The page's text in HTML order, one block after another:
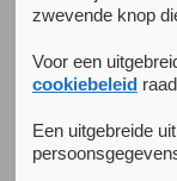
veelbelovende
wijze te helpen.
deelnemers
bieden vaak een
zwevende knop
Voor een
cookiebeleid
Een uitgebreide